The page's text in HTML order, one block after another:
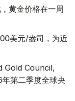
黄金价格在一周
美元/盎司，为近
Gold Council,
第二季度全球央